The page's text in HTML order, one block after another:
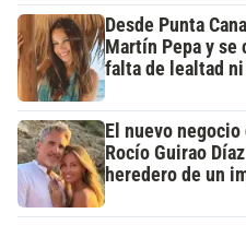
Desde Punta
Martín Pepa y
falta de lealtad
El nuevo
Rocío Guirao
heredero de un